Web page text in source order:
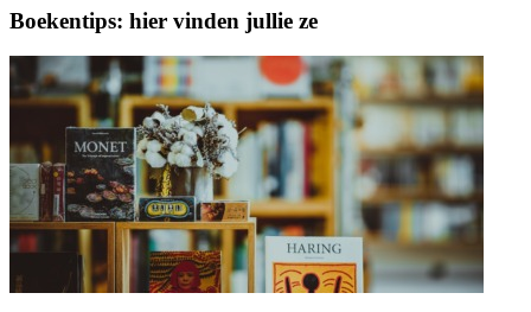
Boekentips: hier vinden jullie ze